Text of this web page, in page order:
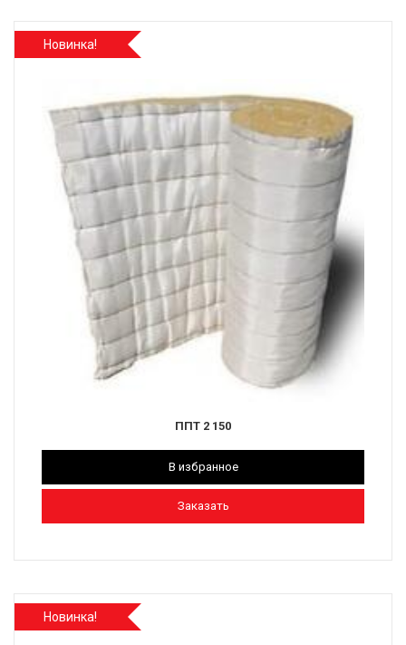
Новинка!
ППТ 2 150
В избранное
Заказать
Новинка!